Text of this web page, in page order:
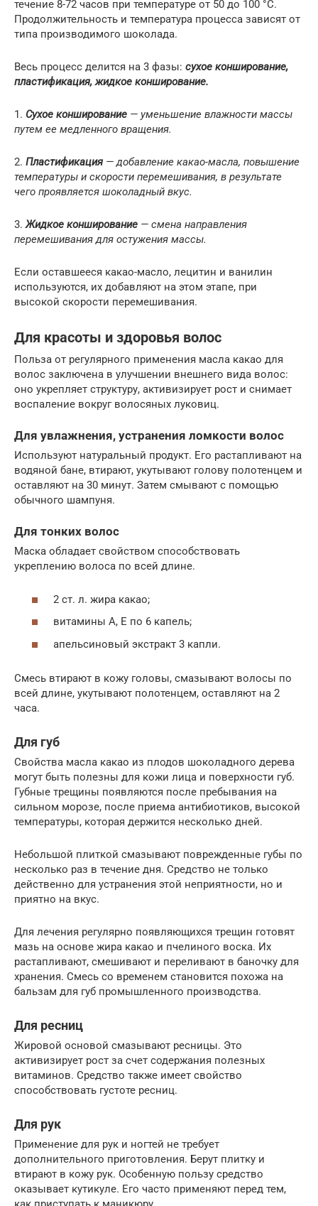
течение 8-72 часов при температуре от 50 до 100 °C.
Продолжительность и температура процесса зависят от
типа производимого шоколада.
Весь процесс делится на 3 фазы: сухое конширование,
пластификация, жидкое конширование.
1. Сухое конширование — уменьшение влажности массы
путем ее медленного вращения.
2. Пластификация — добавление какао-масла, повышение
температуры и скорости перемешивания, в результате
чего проявляется шоколадный вкус.
3. Жидкое конширование — смена направления
перемешивания для остужения массы.
Если оставшееся какао-масло, лецитин и ванилин
используются, их добавляют на этом этапе, при
высокой скорости перемешивания.
Для красоты и здоровья волос
Польза от регулярного применения масла какао для
волос заключена в улучшении внешнего вида волос:
оно укрепляет структуру, активизирует рост и снимает
воспаление вокруг волосяных луковиц.
Для увлажнения, устранения ломкости волос
Используют натуральный продукт. Его растапливают на
водяной бане, втирают, укутывают голову полотенцем и
оставляют на 30 минут. Затем смывают с помощью
обычного шампуня.
Для тонких волос
Маска обладает свойством способствовать
укреплению волоса по всей длине.
2 ст. л. жира какао;
витамины A, E по 6 капель;
апельсиновый экстракт 3 капли.
Смесь втирают в кожу головы, смазывают волосы по
всей длине, укутывают полотенцем, оставляют на 2
часа.
Для губ
Свойства масла какао из плодов шоколадного дерева
могут быть полезны для кожи лица и поверхности губ.
Губные трещины появляются после пребывания на
сильном морозе, после приема антибиотиков, высокой
температуры, которая держится несколько дней.
Небольшой плиткой смазывают поврежденные губы по
несколько раз в течение дня. Средство не только
действенно для устранения этой неприятности, но и
приятно на вкус.
Для лечения регулярно появляющихся трещин готовят
мазь на основе жира какао и пчелиного воска. Их
растапливают, смешивают и переливают в баночку для
хранения. Смесь со временем становится похожа на
бальзам для губ промышленного производства.
Для ресниц
Жировой основой смазывают ресницы. Это
активизирует рост за счет содержания полезных
витаминов. Средство также имеет свойство
способствовать густоте ресниц.
Для рук
Применение для рук и ногтей не требует
дополнительного приготовления. Берут плитку и
втирают в кожу рук. Особенную пользу средство
оказывает кутикуле. Его часто применяют перед тем,